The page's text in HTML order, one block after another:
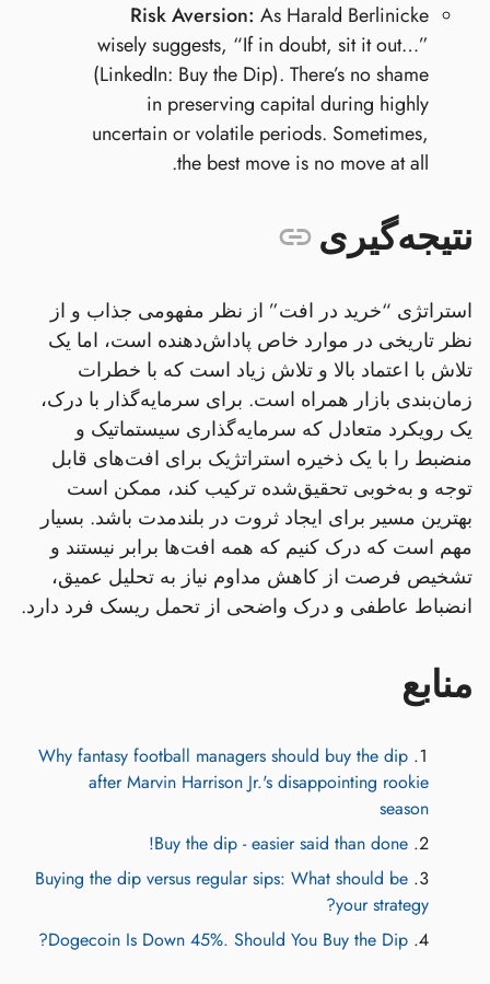
Risk Aversion: As Harald Berlinicke
wisely suggests, “If in doubt, sit it out…”
(LinkedIn: Buy the Dip). There’s no shame
in preserving capital during highly
uncertain or volatile periods. Sometimes,
the best move is no move at all.
نتیجه‌گیری
استراتژی “خرید در افت” از نظر مفهومی جذاب و از
نظر تاریخی در موارد خاص پاداش‌دهنده است، اما یک
تلاش با اعتماد بالا و تلاش زیاد است که با خطرات
زمان‌بندی بازار همراه است. برای سرمایه‌گذار با درک،
یک رویکرد متعادل که سرمایه‌گذاری سیستماتیک و
منضبط را با یک ذخیره استراتژیک برای افت‌های قابل
توجه و به‌خوبی تحقیق‌شده ترکیب کند، ممکن است
بهترین مسیر برای ایجاد ثروت در بلندمدت باشد. بسیار
مهم است که درک کنیم که همه افت‌ها برابر نیستند و
تشخیص فرصت از کاهش مداوم نیاز به تحلیل عمیق،
انضباط عاطفی و درک واضحی از تحمل ریسک فرد دارد.
منابع
Why fantasy football managers should buy the dip
after Marvin Harrison Jr.'s disappointing rookie
season
Buy the dip - easier said than done!
Buying the dip versus regular sips: What should be
your strategy?
Dogecoin Is Down 45%. Should You Buy the Dip?